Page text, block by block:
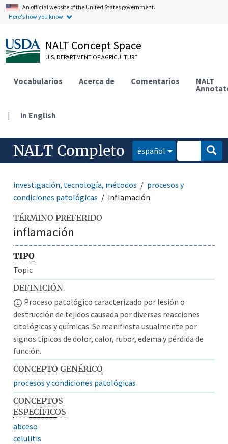
An official website of the United States government.
Here's how you know.
NALT Concept Space
U.S. DEPARTMENT OF AGRICULTURE
Vocabularios Acerca de Comentarios NALT
| in English
NALT Completo español
investigación, tecnología, métodos
procesos y
condiciones patológicas
inflamación
TÉRMINO PREFERIDO
inflamación
TIPO
Topic
DEFINICIÓN
Proceso patológico caracterizado por lesión o
destrucción de tejidos causada por diversas reacciones
citológicas y químicas. Se manifiesta usualmente por
signos típicos de dolor, calor, rubor, edema y pérdida de
función.
CONCEPTO GENÉRICO
procesos y condiciones patológicas
CONCEPTOS
ESPECÍFICOS
abceso
celulitis